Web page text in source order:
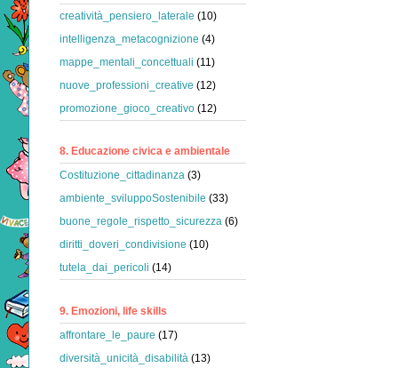
creatività_pensiero_laterale (10)
intelligenza_metacognizione (4)
mappe_mentali_concettuali (11)
nuove_professioni_creative (12)
promozione_gioco_creativo (12)
8. Educazione civica e ambientale
Costituzione_cittadinanza (3)
ambiente_sviluppoSostenibile (33)
buone_regole_rispetto_sicurezza (6)
diritti_doveri_condivisione (10)
tutela_dai_pericoli (14)
9. Emozioni, life skills
affrontare_le_paure (17)
diversità_unicità_disabilità (13)